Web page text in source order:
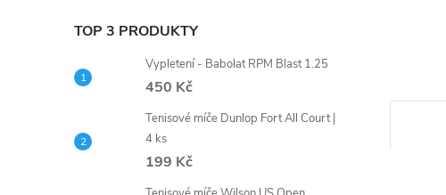
TOP 3 PRODUKTY
Vypletení - Babolat RPM Blast 1.25
450 Kč
Tenisové míče Dunlop Fort All Court |
4 ks
199 Kč